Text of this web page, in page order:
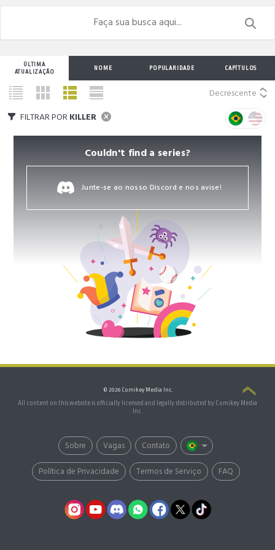
ÚLTIMA
ATUALIZAÇÃO
NOME POPULARIDADE CAPÍTULOS
Decrescente
FILTRAR PORKILLER
Couldn't find a series?
Junte-se ao nosso Discord e nos avise!
© 2026 Comikey Media Inc.
All content on this website is officially licensed and legally distributed by Comikey Media
Inc.
Sobre
Vagas
Política de Privacidade
Termos de Serviço FAQ
Contato